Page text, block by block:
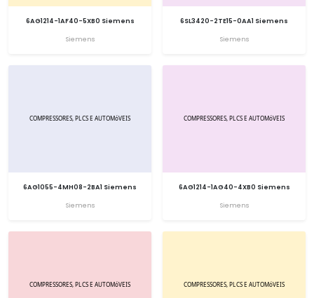
6AG1214-1AF40-5XB0 Siemens
Siemens
6SL3420-2TE15-0AA1 Siemens
Siemens
6AG1055-4MH08-2BA1 Siemens
Siemens
6AG1214-1AG40-4XB0 Siemens
Siemens